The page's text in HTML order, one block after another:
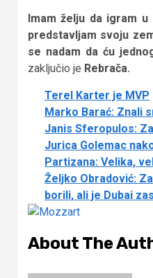
Imam želju da igram
predstavljam svoju
se nadam da ću
zaključio je Rebrača.
Terel Karter je MVP
Marko Barać: Znali
Janis Sferopulos:
Jurica Golemac
Partizana: Velika,
Željko Obradović:
borili, ali je Dubai
About The